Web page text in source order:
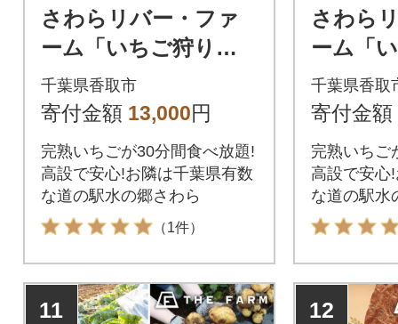
さわらリバー・ファ
ーム「いちご狩り」
入園券(大人2名)
千葉県香取市
寄付金額 13,000円
完熟いちごが30分間食べ放題!
高設で安心!お隣は千葉県有数
な道の駅水の郷さわら
（1件）
さわら
ーム「
入園券(
千葉県香取
寄付金額
完熟いちご
高設で安心
な道の駅水
11 12